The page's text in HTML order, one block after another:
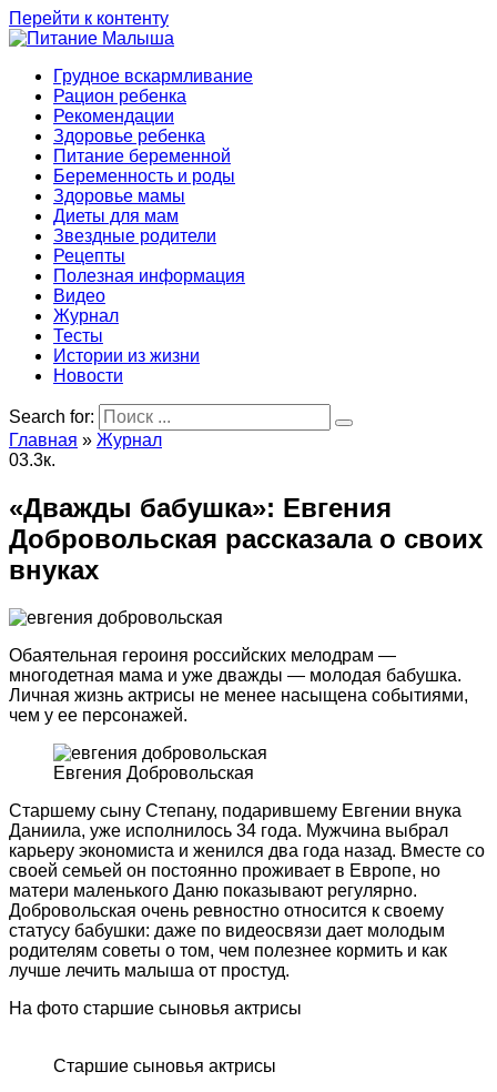
Перейти к контенту
Грудное вскармливание
Рацион ребенка
Рекомендации
Здоровье ребенка
Питание беременной
Беременность и роды
Здоровье мамы
Диеты для мам
Звездные родители
Рецепты
Полезная информация
Видео
Журнал
Тесты
Истории из жизни
Новости
Search for:
Главная » Журнал
03.3к.
«Дважды бабушка»: Евгения
Добровольская рассказала о своих
внуках
Обаятельная героиня российских мелодрам —
многодетная мама и уже дважды — молодая бабушка.
Личная жизнь актрисы не менее насыщена событиями,
чем у ее персонажей.
Евгения Добровольская
Старшему сыну Степану, подарившему Евгении внука
Даниила, уже исполнилось 34 года. Мужчина выбрал
карьеру экономиста и женился два года назад. Вместе со
своей семьей он постоянно проживает в Европе, но
матери маленького Даню показывают регулярно.
Добровольская очень ревностно относится к своему
статусу бабушки: даже по видеосвязи дает молодым
родителям советы о том, чем полезнее кормить и как
лучше лечить малыша от простуд.
На фото старшие сыновья актрисы
Старшие сыновья актрисы